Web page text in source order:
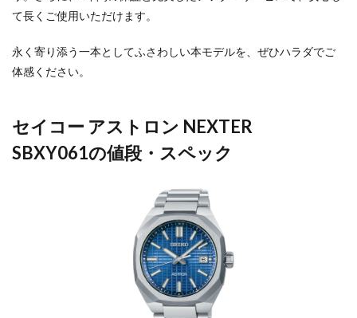
て長くご使用いただけます。
永く寄り添う一本としてふさわしい本モデルを、ぜひハラダでご
体感ください。
セイコー アストロン NEXTER
SBXY061の値段・スペック